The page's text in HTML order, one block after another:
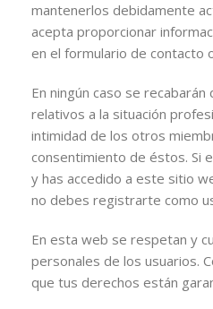
mantenerlos debidamente
acepta proporcionar
en el formulario de contacto
En ningún caso se
relativos a la situación
intimidad de los otros
consentimiento de éstos. Si
y has accedido a este sitio
no debes registrarte como
En esta web se respetan y
personales de los usuarios.
que tus derechos están